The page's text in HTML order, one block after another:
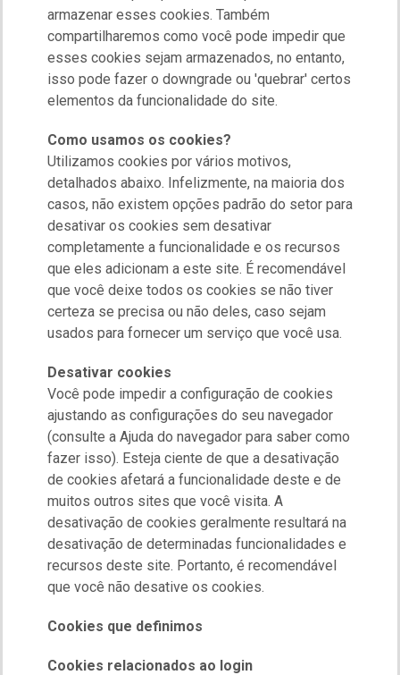
armazenar esses cookies. Também
compartilharemos como você pode impedir que
esses cookies sejam armazenados, no entanto,
isso pode fazer o downgrade ou 'quebrar' certos
elementos da funcionalidade do site.
Como usamos os cookies?
Utilizamos cookies por vários motivos,
detalhados abaixo. Infelizmente, na maioria dos
casos, não existem opções padrão do setor para
desativar os cookies sem desativar
completamente a funcionalidade e os recursos
que eles adicionam a este site. É recomendável
que você deixe todos os cookies se não tiver
certeza se precisa ou não deles, caso sejam
usados para fornecer um serviço que você usa.
Desativar cookies
Você pode impedir a configuração de cookies
ajustando as configurações do seu navegador
(consulte a Ajuda do navegador para saber como
fazer isso). Esteja ciente de que a desativação
de cookies afetará a funcionalidade deste e de
muitos outros sites que você visita. A
desativação de cookies geralmente resultará na
desativação de determinadas funcionalidades e
recursos deste site. Portanto, é recomendável
que você não desative os cookies.
Cookies que definimos
Cookies relacionados ao login